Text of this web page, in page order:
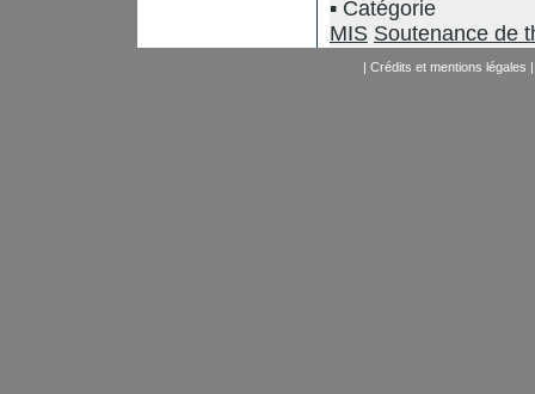
Catégorie
MIS Soutenance de
| Crédits et mentions légales